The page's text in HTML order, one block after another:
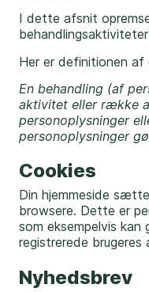
I dette afsnit
Her er definitionen
En behandling (af
aktivitet eller række
personoplysninger
personoplysninger
Cookies
Din hjemmeside
browsere. Dette er
som eksempelvis kan
registrerede
Nyhedsbrev